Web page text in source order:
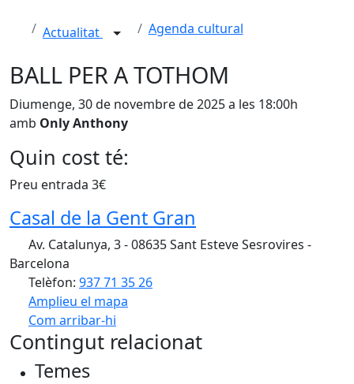
Actualitat Agenda cultural
BALL PER A TOTHOM
Diumenge, 30 de novembre de 2025 a les 18:00h
amb Only Anthony
Quin cost té:
Preu entrada 3€
Casal de la Gent Gran
Av. Catalunya, 3 - 08635 Sant Esteve Sesrovires -
Barcelona
Telèfon: 937 71 35 26
Amplieu el mapa
Com arribar-hi
+
Contingut relacionat
Temes